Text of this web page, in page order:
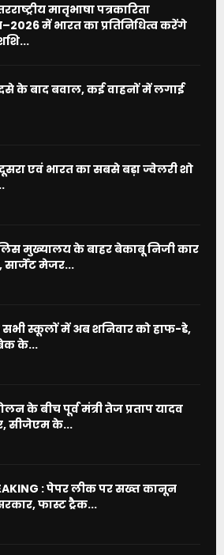
मातृभाषा पत्रकारिता
में भारत का प्रतिनिधित्व करेंगे
के बाद बवाल, कई वाहनों में लगाई
दूसरा एवं भारत का सबसे बड़ा ज्वेलरी शो
मुख्यालय के बाहर बेकाबू निजी कार
मेजर...
सभी स्कूलों में अब शनिवार को हाफ-डे,
के...
के बीच पूर्व मंत्री तेज प्रताप यादव
सीजेएम के...
: पेपर लीक पर सख्त कानून
फास्ट ट्रैक...